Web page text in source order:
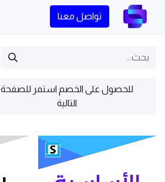
تواصل معنا
للحصول على الخصم استمر للصفحة
التالية